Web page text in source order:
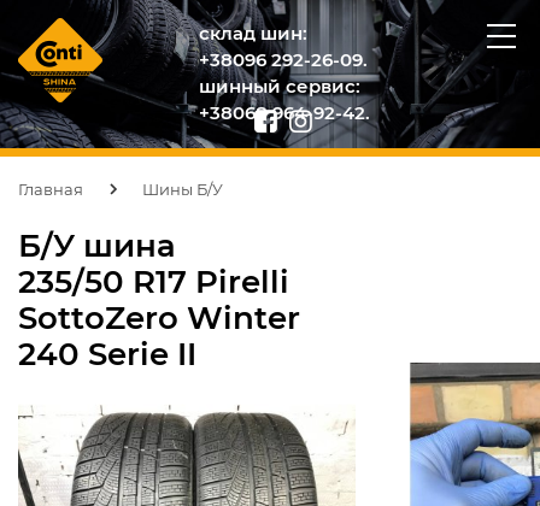
склад шин:
+38096 292-26-09.
шинный сервис:
+38068 964-92-42.
Главная Шины Б/У
Б/У шина
235/50 R17 Pirelli
SottoZero Winter
240 Serie II